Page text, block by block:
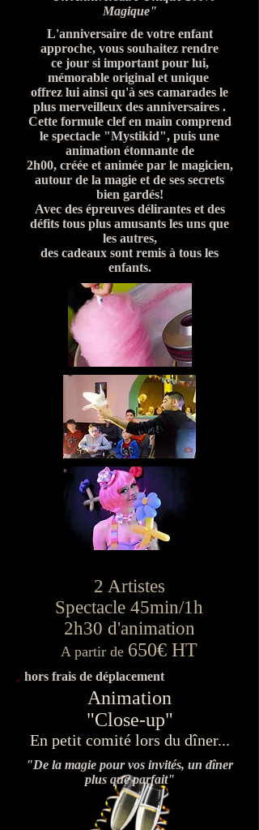
Magique"
L'anniversaire de votre enfant
approche, vous souhaitez rendre
ce jour si important pour lui,
mémorable original et unique
offrez lui ainsi qu'à ses camarades le
plus merveilleux des anniversaires .
Cette formule clef en main comprend
le spectacle "Mystikid", puis une
animation étonnante de
2h00, créée et animée par le magicien,
autour de la magie et de ses secrets
bien gardés!
Avec des épreuves délirantes et des
défits tous plus amusants les uns que
les autres,
des cadeaux sont remis à tous les
enfants.
2 Artistes
Spectacle 45min/1h
2h30 d'animation
A partir de 650€ HT
hors frais de déplacement
Animation
"Close-up"
En petit comité lors du dîner...
"De la magie pour vos invités, un dîner
plus que parfait"